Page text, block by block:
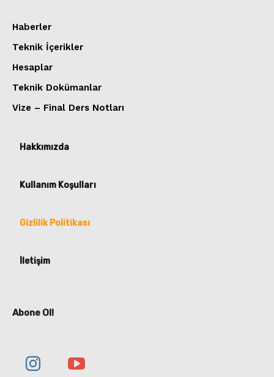
Haberler
Teknik İçerikler
Hesaplar
Teknik Dokümanlar
Vize – Final Ders Notları
Hakkımızda
Kullanım Koşulları
Gizlilik Politikası
İletişim
Abone Ol!